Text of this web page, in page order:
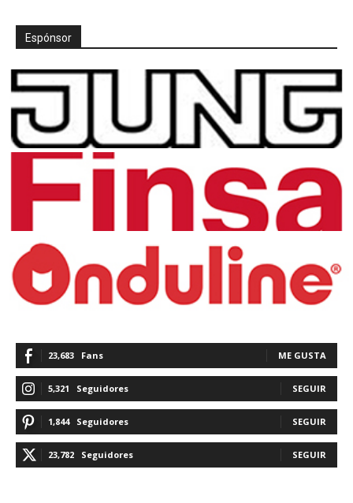
Espónsor
23,683 Fans ME GUSTA
5,321 Seguidores SEGUIR
1,844 Seguidores SEGUIR
23,782 Seguidores SEGUIR